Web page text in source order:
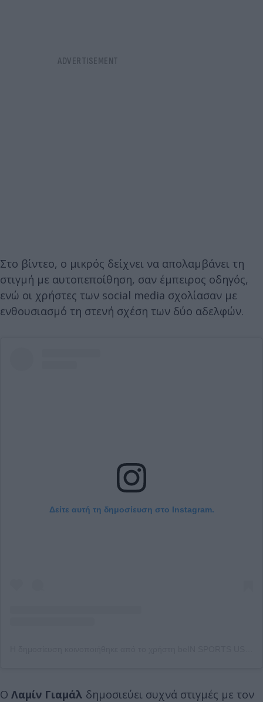
Στο βίντεο, ο μικρός δείχνει να απολαμβάνει τη
στιγμή με αυτοπεποίθηση, σαν έμπειρος οδηγός,
ενώ οι χρήστες των social media σχολίασαν με
ενθουσιασμό τη στενή σχέση των δύο αδελφών.
Δείτε αυτή τη δημοσίευση στο Instagram.
Ο Λαμίν Γιαμάλ δημοσιεύει συχνά στιγμές με τον